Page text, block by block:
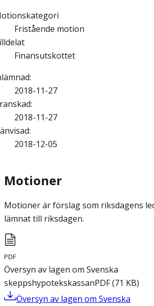
Fristående motion
Finansutskottet
:
2018-11-27
:
2018-11-27
:
2018-12-05
Motioner
Motioner är förslag som riksdagens
lämnat till riksdagen.
PDF
Översyn av lagen om Svenska
skeppshypotekskassanPDF(71 KB)
Översyn av lagen om Svenska